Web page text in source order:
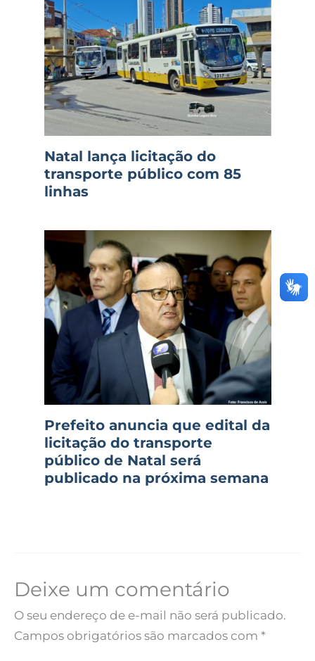
Natal lança licitação do
transporte público com 85
linhas
Prefeito anuncia que edital da
licitação do transporte
público de Natal será
publicado na próxima semana
Deixe um comentário
O seu endereço de e-mail não será publicado.
Campos obrigatórios são marcados com *